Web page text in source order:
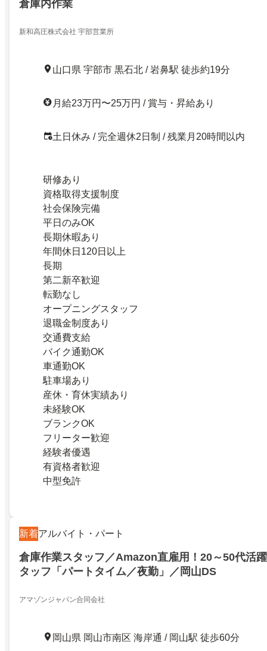
倉庫内作業
新和高圧株式会社 宇部営業所
山口県 宇部市 黒石北 / 岩鼻駅 徒歩約19分
月給23万円〜25万円 / 賞与・昇給あり
土日休み / 完全週休2日制 / 残業月20時間以内
研修あり
資格取得支援制度
社会保険完備
平日のみOK
長期休暇あり
年間休日120日以上
長期
第二新卒歓迎
転勤なし
オープニングスタッフ
退職金制度あり
交通費支給
バイク通勤OK
車通勤OK
駐車場あり
産休・育休実績あり
未経験OK
ブランクOK
フリーター歓迎
経験者優遇
有資格者歓迎
中型免許
新着アルバイト・パート
倉庫作業スタッフ／Amazon直雇用！20～50代活
タッフ「パートタイム／夜勤」／岡山DS
アマゾンジャパン合同会社
岡山県 岡山市南区 海岸通 / 岡山駅 徒歩60分